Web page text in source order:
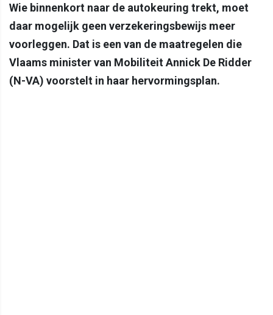
Wie binnenkort naar de autokeuring trekt, moet
daar mogelijk geen verzekeringsbewijs meer
voorleggen. Dat is een van de maatregelen die
Vlaams minister van Mobiliteit Annick De Ridder
(N-VA) voorstelt in haar hervormingsplan.